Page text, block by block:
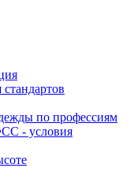
по профессиям
- условия